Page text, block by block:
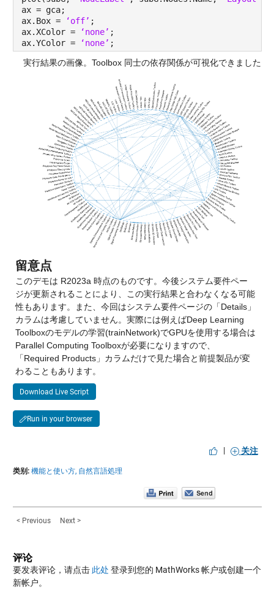
ax = gca;
ax.Box =
‘off’ ;
ax.XColor =
‘none’ ;
ax.YColor =
‘none’ ;
実行結果の画像。Toolbox 同士の依存関係が可視化できました。
留意点
このデモは R2023a 時点のものです。今後システム要件ペー
ジが更新されることにより、この実行結果と合わなくなる可能
性もあります。また、今回はシステム要件ページの「Details」
カラムは考慮していません。実際には例えばDeep Learning
Toolboxのモデルの学習(trainNetwork)でGPUを使用する場合は
Parallel Computing Toolboxが必要になりますので、
「Required Products」カラムだけで見た場合と前提製品が変
わることもあります。
Download Live Script
Run in your browser
| 关注
类别: 機能と使い方, 自然言語処理
< Previous Next >
评论
要发表评论，请点击 此处 登录到您的 MathWorks 帐户或创建一个
新帐户。